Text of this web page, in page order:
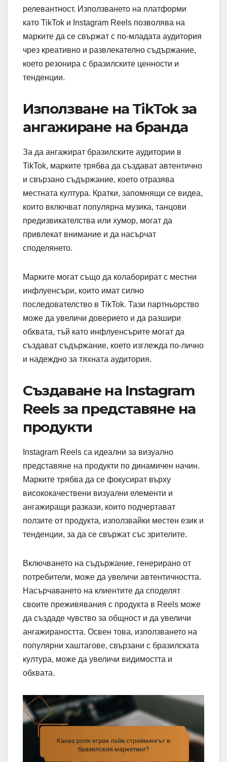
релевантност. Използването на платформи
като TikTok и Instagram Reels позволява на
марките да се свържат с по-младата аудитория
чрез креативно и развлекателно съдържание,
което резонира с бразилските ценности и
тенденции.
Използване на TikTok за
ангажиране на бранда
За да ангажират бразилските аудитории в
TikTok, марките трябва да създават автентично
и свързано съдържание, което отразява
местната култура. Кратки, запомнящи се видеа,
които включват популярна музика, танцови
предизвикателства или хумор, могат да
привлекат внимание и да насърчат
споделянето.
Марките могат също да колаборират с местни
инфлуенсъри, които имат силно
последователство в TikTok. Тази партньорство
може да увеличи доверието и да разшири
обхвата, тъй като инфлуенсърите могат да
създават съдържание, което изглежда по-лично
и надеждно за тяхната аудитория.
Създаване на Instagram
Reels за представяне на
продукти
Instagram Reels са идеални за визуално
представяне на продукти по динамичен начин.
Марките трябва да се фокусират върху
висококачествени визуални елементи и
ангажиращи разкази, които подчертават
ползите от продукта, използвайки местен език и
тенденции, за да се свържат със зрителите.
Включването на съдържание, генерирано от
потребители, може да увеличи автентичността.
Насърчаването на клиентите да споделят
своите преживявания с продукта в Reels може
да създаде чувство за общност и да увеличи
ангажираността. Освен това, използването на
популярни хаштагове, свързани с бразилската
култура, може да увеличи видимостта и
обхвата.